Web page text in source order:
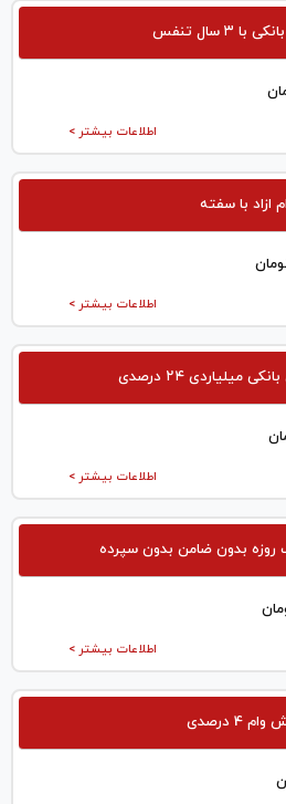
با ۳ سال تنفس
اطلاعات بیشتر >
ازاد با سفته
اطلاعات بیشتر >
میلیاردی ۲۴ درصدی
اطلاعات بیشتر >
روزه بدون ضامن بدون سپرده
اطلاعات بیشتر >
4 درصدی